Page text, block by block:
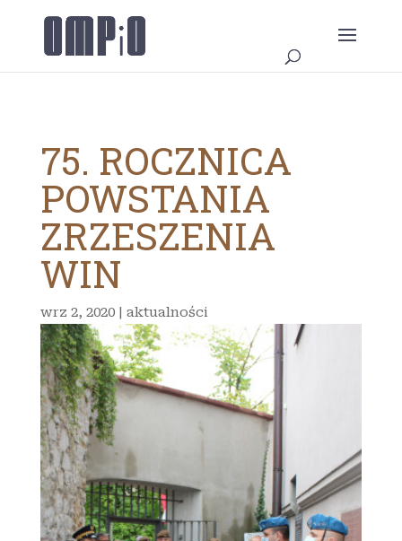
75. ROCZNICA
POWSTANIA
ZRZESZENIA
WIN
wrz 2, 2020| aktualności